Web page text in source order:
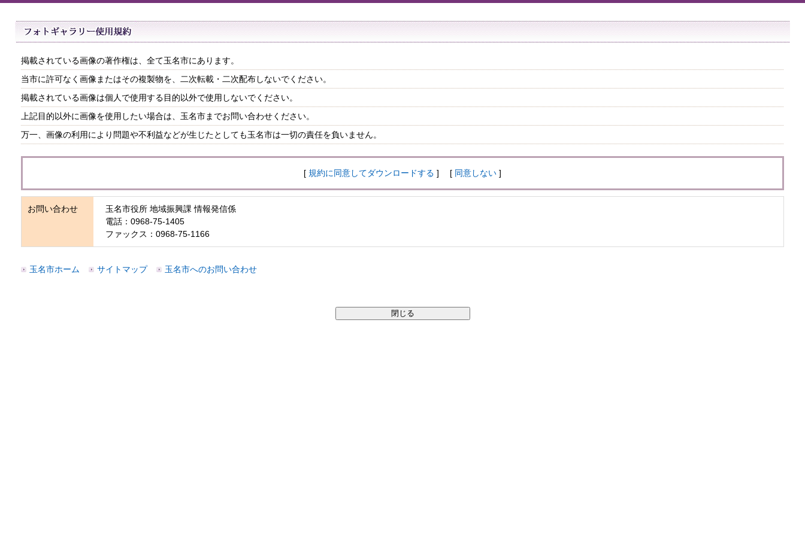
掲載されている画像の著作権は、全て玉名市にあります。
当市に許可なく画像またはその複製物を、二次転載・二次配布しないでください。
掲載されている画像は個人で使用する目的以外で使用しないでください。
上記目的以外に画像を使用したい場合は、玉名市までお問い合わせください。
万一、画像の利用により問題や不利益などが生じたとしても玉名市は一切の責任を負いません。
[ 規約に同意してダウンロードする ] [ 同意しない ]
お問い合わせ
玉名市役所 地域振興課 情報発信係
電話：0968-75-1405
ファックス：0968-75-1166
玉名市ホーム サイトマップ 玉名市へのお問い合わせ